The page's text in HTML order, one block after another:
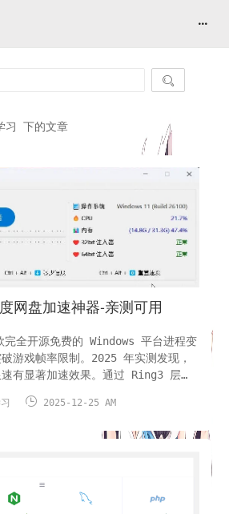

下的文章
网盘加速神器-亲测可用
完全开源免费的 Windows 平台进程变
游戏帧率限制。2025 年实测发现，
速有显著加速效果。通过 Ring3 层
可从 100KB/s 提升至 2-3MB/s，最
 2025-12-25 AM